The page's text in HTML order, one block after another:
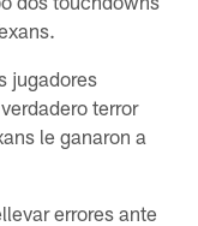
jugadores
terror
le ganaron a
errores ante